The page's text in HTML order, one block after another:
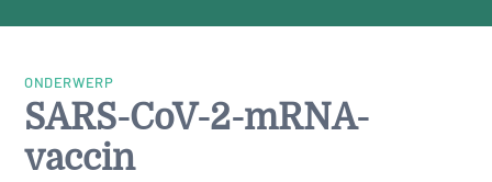
ONDERWERP
SARS-CoV-2-mRNA-
vaccin